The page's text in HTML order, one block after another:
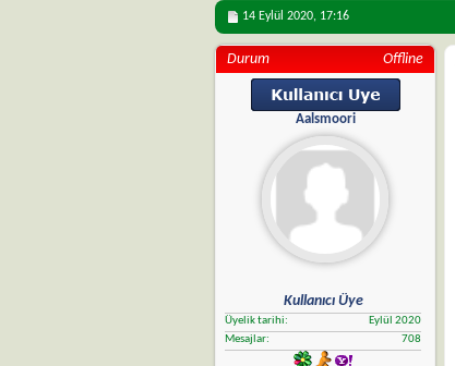
14 Eylül 2020, 17:16
Durum Offline
Aalsmoori
Kullanıcı Üye
Üyelik tarihi
Eylül 2020
Mesajlar
708